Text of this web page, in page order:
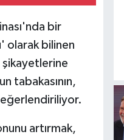
bir
olarak bilinen
şikayetlerine
tabakasının,
artırmak,